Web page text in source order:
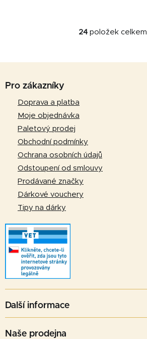
O
24 položek celkem
Pro zákazníky
Doprava a platba
Moje objednávka
Paletový prodej
Obchodní podmínky
Ochrana osobních údajů
Odstoupení od smlouvy
Prodávané značky
Dárkové vouchery
Tipy na dárky
Další informace
Naše prodejna